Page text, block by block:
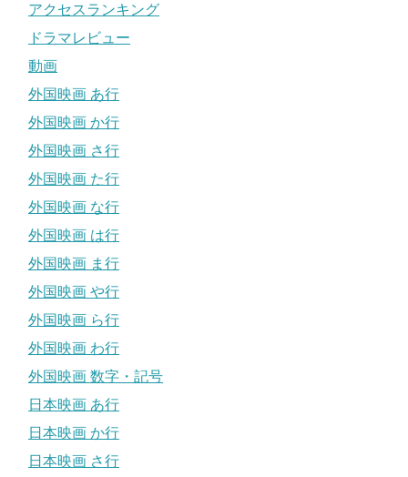
アクセスランキング
ドラマレビュー
動画
外国映画 あ行
外国映画 か行
外国映画 さ行
外国映画 た行
外国映画 な行
外国映画 は行
外国映画 ま行
外国映画 や行
外国映画 ら行
外国映画 わ行
外国映画 数字・記号
日本映画 あ行
日本映画 か行
日本映画 さ行